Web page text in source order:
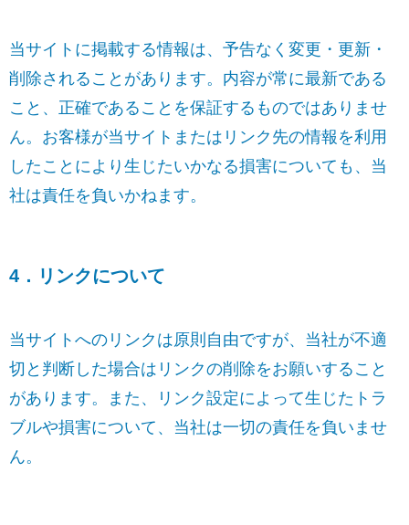
当サイトに掲載する情報は、予告なく変更・更新・
削除されることがあります。内容が常に最新である
こと、正確であることを保証するものではありませ
ん。お客様が当サイトまたはリンク先の情報を利用
したことにより生じたいかなる損害についても、当
社は責任を負いかねます。
4．リンクについて
当サイトへのリンクは原則自由ですが、当社が不適
切と判断した場合はリンクの削除をお願いすること
があります。また、リンク設定によって生じたトラ
ブルや損害について、当社は一切の責任を負いませ
ん。